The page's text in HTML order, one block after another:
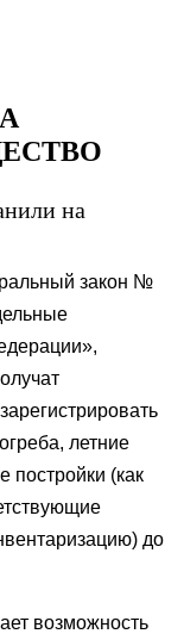
на
закон №
летние
постройки (как
до
возможность